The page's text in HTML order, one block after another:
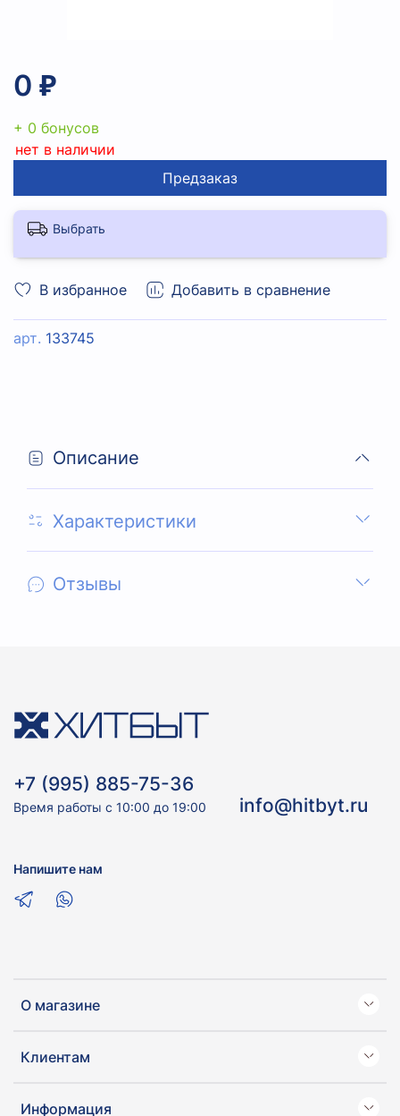
В избранное Добавить в сравнение
арт. 133745
0 ₽
+ 0 бонусов
нет в наличии
Предзаказ
Выбрать
Описание
Характеристики
Отзывы
О магазине
Клиентам
Информация
+7 (995) 885-75-36
Время работы с 10:00 до 19:00 info@hitbyt.ru
Напишите нам